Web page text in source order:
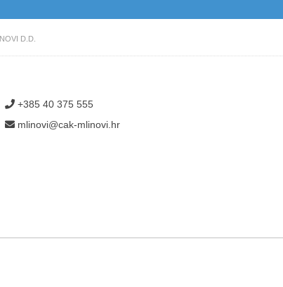
D.D.
+385 40 375 555
mlinovi@cak-mlinovi.hr